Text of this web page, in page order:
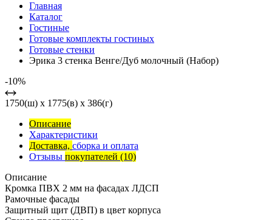
Главная
Каталог
Гостиные
Готовые комплекты гостиных
Готовые стенки
Эрика 3 стенка Венге/Дуб молочный (Набор)
-10%
1750(ш) x 1775(в) x 386(г)
Описание
Характеристики
Доставка, сборка и оплата
Отзывы покупателей (10)
Описание
Кромка ПВХ 2 мм на фасадах ЛДСП
Рамочные фасады
Защитный щит (ДВП) в цвет корпуса